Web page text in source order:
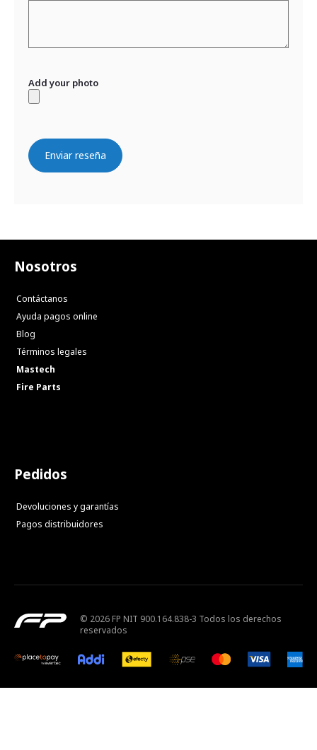
Add your photo
Enviar reseña
Nosotros
Contáctanos
Ayuda pagos online
Blog
Términos legales
Mastech
Fire Parts
Pedidos
Devoluciones y garantías
Pagos distribuidores
© 2026 FP NIT 900.164.838-3 Todos los derechos
reservados